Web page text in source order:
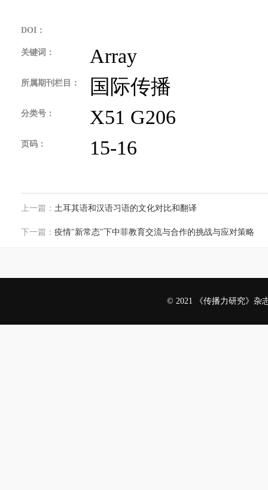
DOI：
关键词： Array
所属期刊栏目： 国际传播
分类号： X51 G206
页码： 15-16
上一篇： 土耳其语和汉语习语的文化对比和翻译
下一篇： 疫情"新常态"下中菲教育交流与合作的挑战与应对策略
© 2021 《传播力研究》